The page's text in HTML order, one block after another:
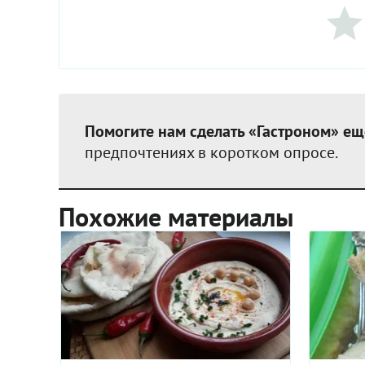
Помогите нам сделать «Гастроном»
предпочтениях в коротком опросе.
Похожие материалы